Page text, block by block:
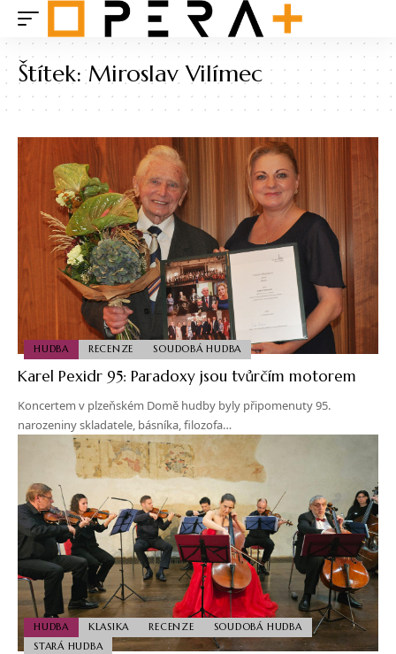
Štítek:Miroslav Vilímec
HUDBA RECENZE SOUDOBÁ HUDBA
Karel Pexidr 95: Paradoxy jsou tvůrčím motorem
Koncertem v plzeňském Domě hudby byly připomenuty 95.
narozeniny skladatele, básníka, filozofa…
HUDBA KLASIKA RECENZE
SOUDOBÁ HUDBA
STARÁ HUDBA